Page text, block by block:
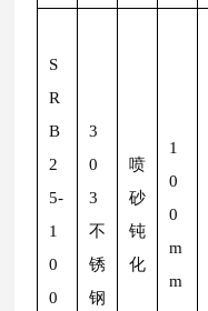
S
R
B
2
5-
1
0
0
3
0
3
不
锈
钢
喷
砂
钝
化
1
0
0
m
m